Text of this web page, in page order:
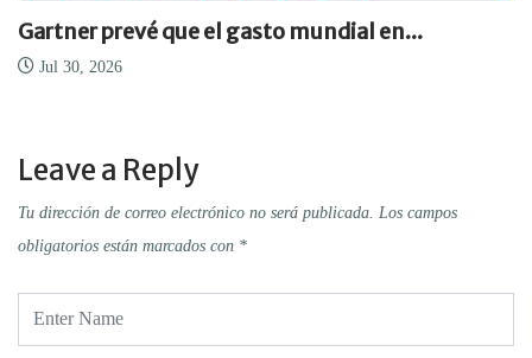
Gartner prevé que el gasto mundial en...
Jul 30, 2026
Leave a Reply
Tu dirección de correo electrónico no será publicada. Los campos
obligatorios están marcados con *